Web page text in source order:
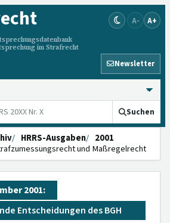
im Strafrecht
A- A+
Newsletter
Suchen
HRRS-Ausgaben
2001
und Maßregelrecht
2001:
Entscheidungen des BGH